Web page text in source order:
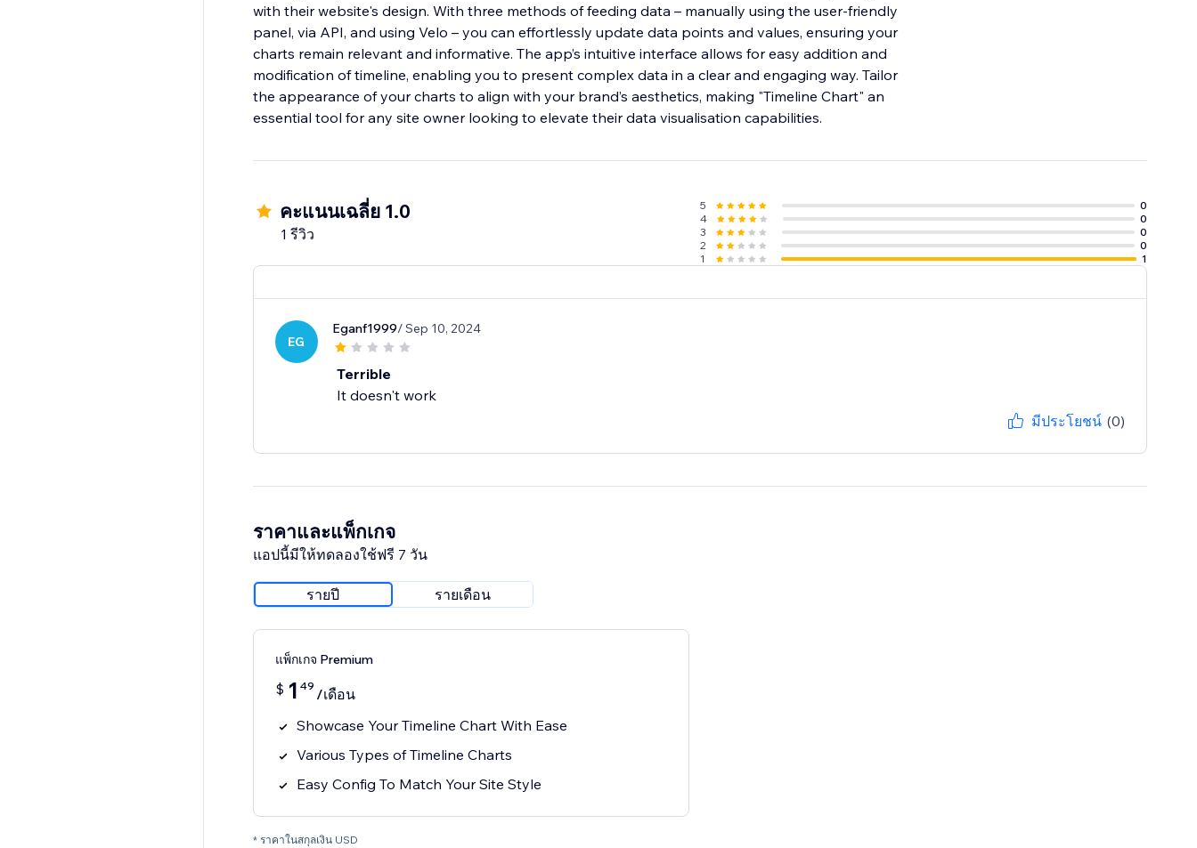
with their website's design. With three methods of feeding data – manually using the user-friendly
panel, via API, and using Velo – you can effortlessly update data points and values, ensuring your
charts remain relevant and informative. The app’s intuitive interface allows for easy addition and
modification of timeline, enabling you to present complex data in a clear and engaging way. Tailor
the appearance of your charts to align with your brand’s aesthetics, making "Timeline Chart" an
essential tool for any site owner looking to elevate their data visualisation capabilities.
คะแนนเฉลี่ย 1.0
1 รีวิว
5
0
4
0
3
0
2
0
1
1
EG
Eganf1999/ Sep 10, 2024
Terrible
It doesn't work
มีประโยชน์ (0)
ราคาและแพ็กเกจ
แอปนี้มีให้ทดลองใช้ฟรี 7 วัน
รายปี รายเดือน
แพ็กเกจ Premium
$ 1 49 /เดือน
Showcase Your Timeline Chart With Ease
Various Types of Timeline Charts
Easy Config To Match Your Site Style
* ราคาในสกุลเงิน USD